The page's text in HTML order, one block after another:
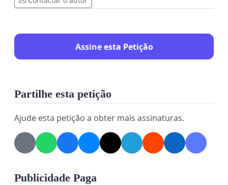
Assine esta Petição
Partilhe esta petição
Ajude esta petição a obter mais assinaturas.
Publicidade Paga